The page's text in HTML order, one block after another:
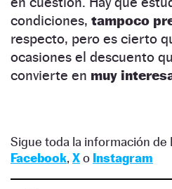
condiciones, tampoco
respecto, pero es cierto
ocasiones el descuento
convierte en muy
Sigue toda la información de
Facebook, Xo Instagram